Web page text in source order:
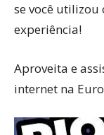
se você utilizou
experiência!
Aproveita e
internet na